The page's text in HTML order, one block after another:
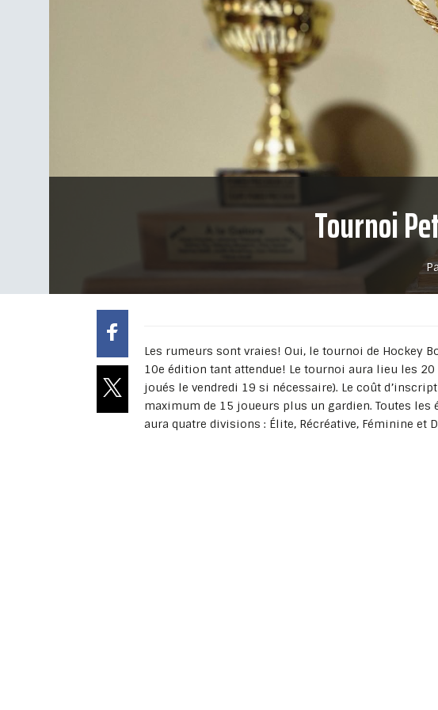
Tournoi
Les rumeurs sont vraies! Oui, le tournoi de Hockey
10e édition tant attendue! Le tournoi aura lieu les
joués le vendredi 19 si nécessaire). Le coût
maximum de 15 joueurs plus un gardien. Toutes
aura quatre divisions : Élite, Récréative, Féminine et